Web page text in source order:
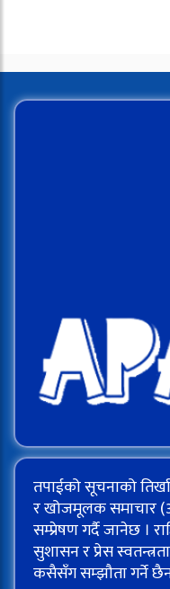
तपाईको सूचनाको
र खोजमूलक समाचार
सम्प्रेषण गर्दै जानेछ ।
सुशासन र प्रेस
कसैसँग सम्झौता गर्ने